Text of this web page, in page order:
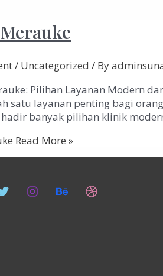
/ Uncategorized / By
Pilihan Layanan Modern
satu layanan penting bagi
banyak pilihan klinik
Read More »